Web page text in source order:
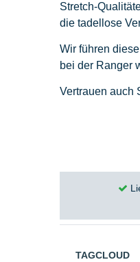
Stretch-
die tadellose
Wir führen
bei der Ranger
Vertrauen auch
TAGCLOUD